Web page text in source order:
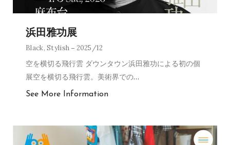
浜田雅功展
Black,Stylish 2025/12
空を横切る飛行雲 ダウンタウン浜田雅功による初の個
展空を横切る飛行雲。美術界での…
See More Information